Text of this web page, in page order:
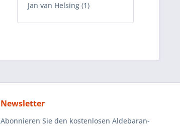
Jan van Helsing (1)
Newsletter
Abonnieren Sie den kostenlosen Aldebaran-